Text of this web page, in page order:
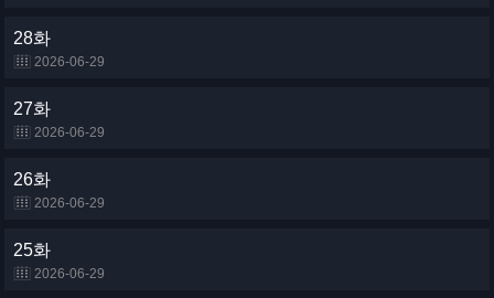
28화
2026-06-29
27화
2026-06-29
26화
2026-06-29
25화
2026-06-29